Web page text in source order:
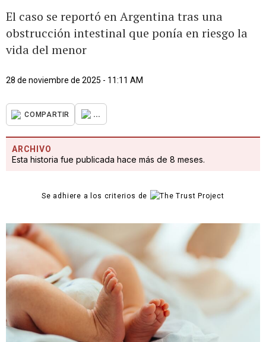
El caso se reportó en Argentina tras una
obstrucción intestinal que ponía en riesgo la
vida del menor
28 de noviembre de 2025 - 11:11 AM
COMPARTIR ...
ARCHIVO
Esta historia fue publicada hace más de 8 meses.
Se adhiere a los criterios de